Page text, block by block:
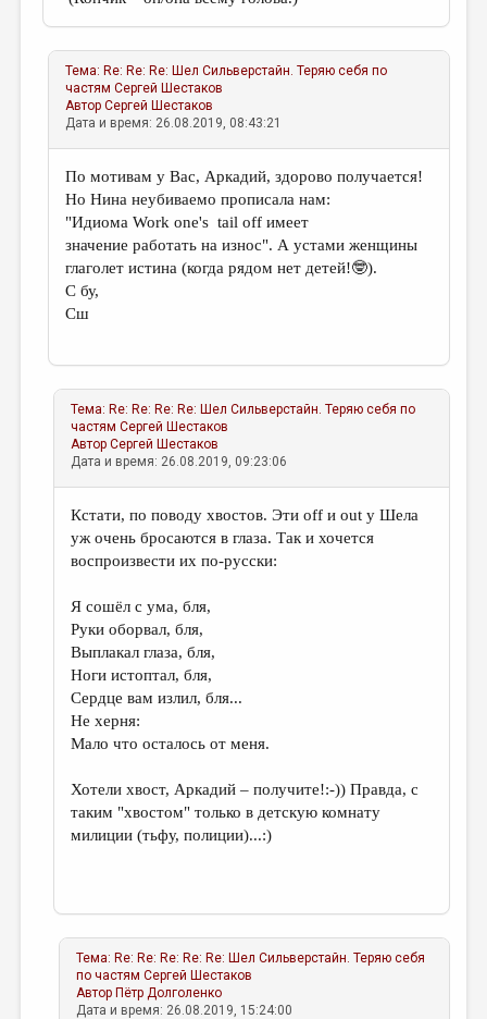
Тема: Re: Re: Re: Шел Сильверстайн. Теряю себя по
частям Сергей Шестаков
АвторСергей Шестаков
Дата и время: 26.08.2019, 08:43:21
По мотивам у Вас, Аркадий, здорово получается!
Но Нина неубиваемо прописала нам:
"Идиома Work one's tailoff имеет
значение работать на износ". А устами женщины
глаголет истина (когда рядом нет детей!🤓).
С бу,
Сш
Тема: Re: Re: Re: Re: Шел Сильверстайн. Теряю себя по
частям Сергей Шестаков
АвторСергей Шестаков
Дата и время: 26.08.2019, 09:23:06
Кстати, по поводу хвостов. Эти off и out у Шела
уж очень бросаются в глаза. Так и хочется
воспроизвести их по-русски:
Я сошёл с ума, бля,
Руки оборвал, бля,
Выплакал глаза, бля,
Ноги истоптал, бля,
Сердце вам излил, бля...
Не херня:
Мало что осталось от меня.
Хотели хвост, Аркадий – получите!:-)) Правда, с
таким "хвостом" только в детскую комнату
милиции (тьфу, полиции)...:)
Тема: Re: Re: Re: Re: Re: Шел Сильверстайн. Теряю себя
по частям Сергей Шестаков
Автор Пётр Долголенко
Дата и время: 26.08.2019, 15:24:00